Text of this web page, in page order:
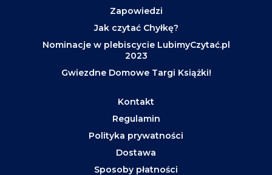
Zapowiedzi
Jak czytać Chyłkę?
Nominacje w plebiscycie LubimyCzytać.pl
2023
Gwiezdne Domowe Targi Książki!
Kontakt
Regulamin
Polityka prywatności
Dostawa
Sposoby płatności